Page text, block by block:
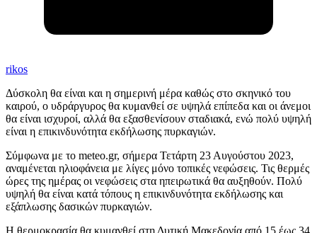
rikos
Δύσκολη θα είναι και η σημερινή μέρα καθώς στο σκηνικό του
καιρού, ο υδράργυρος θα κυμανθεί σε υψηλά επίπεδα και οι άνεμοι
θα είναι ισχυροί, αλλά θα εξασθενίσουν σταδιακά, ενώ πολύ υψηλή
είναι η επικινδυνότητα εκδήλωσης πυρκαγιών.
Σύμφωνα με το meteo.gr, σήμερα Τετάρτη 23 Αυγούστου 2023,
αναμένεται ηλιοφάνεια με λίγες μόνο τοπικές νεφώσεις. Τις θερμές
ώρες της ημέρας οι νεφώσεις στα ηπειρωτικά θα αυξηθούν. Πολύ
υψηλή θα είναι κατά τόπους η επικινδυνότητα εκδήλωσης και
εξάπλωσης δασικών πυρκαγιών.